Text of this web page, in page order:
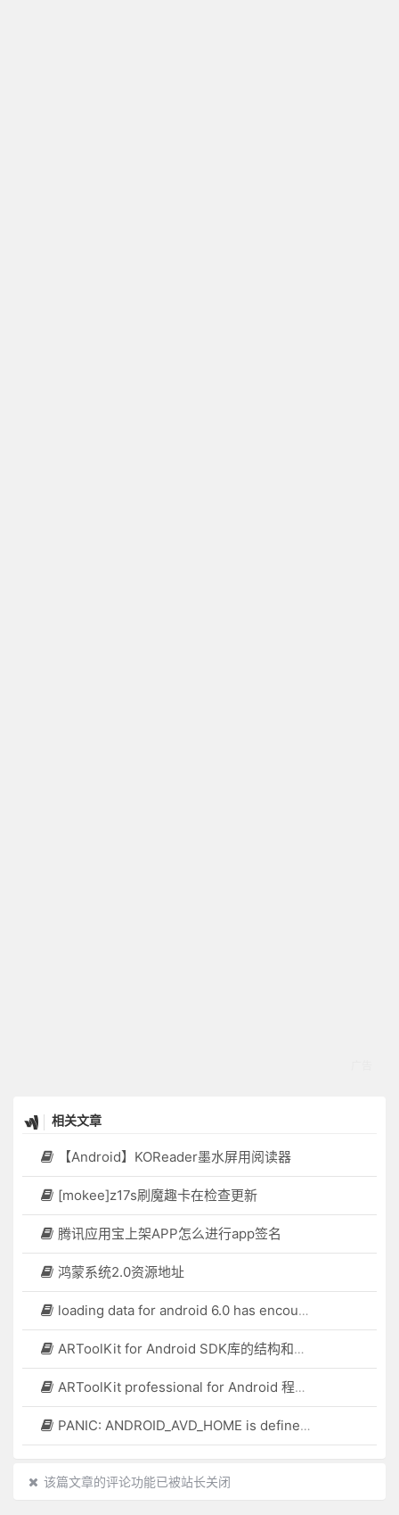
相关文章
【Android】KOReader墨水屏用阅读器
[mokee]z17s刷魔趣卡在检查更新
腾讯应用宝上架APP怎么进行app签名
鸿蒙系统2.0资源地址
loading data for android 6.0 has encountered a problem
ARToolKit for Android SDK库的结构和开发技术
ARToolKit professional for Android 程序开发以及Tips的介绍
PANIC: ANDROID_AVD_HOME is defined but could not find *.ini file..
该篇文章的评论功能已被站长关闭